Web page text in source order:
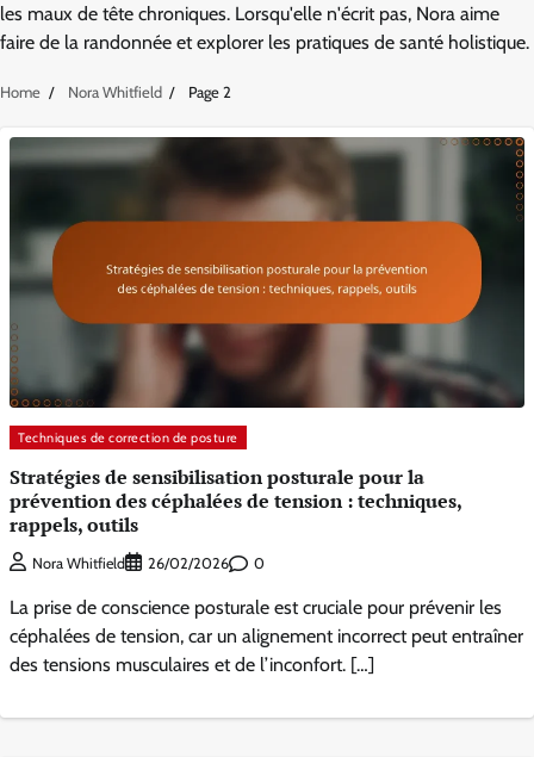
les maux de tête chroniques. Lorsqu'elle n'écrit pas, Nora aime
faire de la randonnée et explorer les pratiques de santé holistique.
Home Nora Whitfield Page 2
Techniques de correction de posture
Stratégies de sensibilisation posturale pour la
prévention des céphalées de tension : techniques,
rappels, outils
Nora Whitfield 26/02/2026 0
La prise de conscience posturale est cruciale pour prévenir les
céphalées de tension, car un alignement incorrect peut entraîner
des tensions musculaires et de l’inconfort. […]